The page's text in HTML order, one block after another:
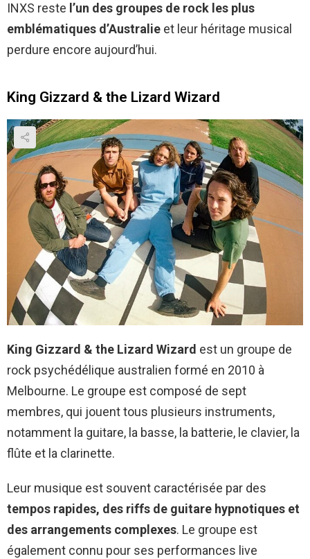
INXS reste l’un des groupes de rock les plus
emblématiques d’Australie et leur héritage musical
perdure encore aujourd’hui.
King Gizzard & the Lizard Wizard
King Gizzard & the Lizard Wizard est un groupe de
rock psychédélique australien formé en 2010 à
Melbourne. Le groupe est composé de sept
membres, qui jouent tous plusieurs instruments,
notamment la guitare, la basse, la batterie, le clavier, la
flûte et la clarinette.
Leur musique est souvent caractérisée par des
tempos rapides, des riffs de guitare hypnotiques et
des arrangements complexes. Le groupe est
également connu pour ses performances live